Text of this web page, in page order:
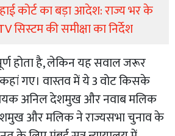
कोर्ट का बड़ा आदेश: राज्य भर के
सिस्टम की समीक्षा का निर्देश
होता है, लेकिन यह सवाल जरूर
गए। वास्तव में ये 3 वोट किसके
अनिल देशमुख और नवाब मलिक
और मलिक ने राज्यसभा चुनाव के